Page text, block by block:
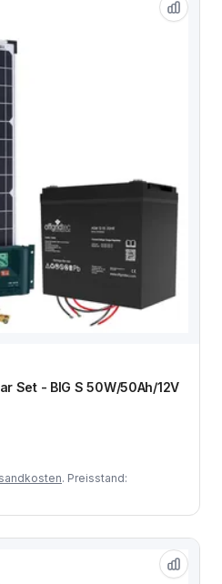
Set - BIG S 50W/50Ah/12V
. Preisstand: